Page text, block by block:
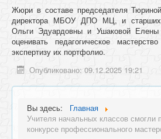
Жюри в составе председателя
директора МБОУ ДПО МЦ, и старших
Ольги Эдуардовны и Ушаковой Елены
оценивать педагогическое
экспертизу их портфолио.
Опубликовано: 09.12.2025 19:21
Вы здесь:
Главная
Учителя начальных классов смогли
конкурсе профессионального